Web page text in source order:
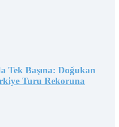
Tek Başına: Doğukan
Turu Rekoruna